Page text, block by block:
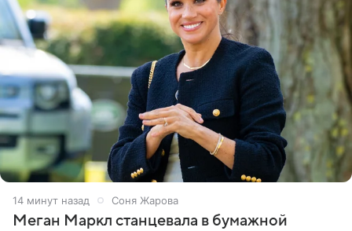
14 минут назад Соня Жарова
Меган Маркл станцевала в бумажной